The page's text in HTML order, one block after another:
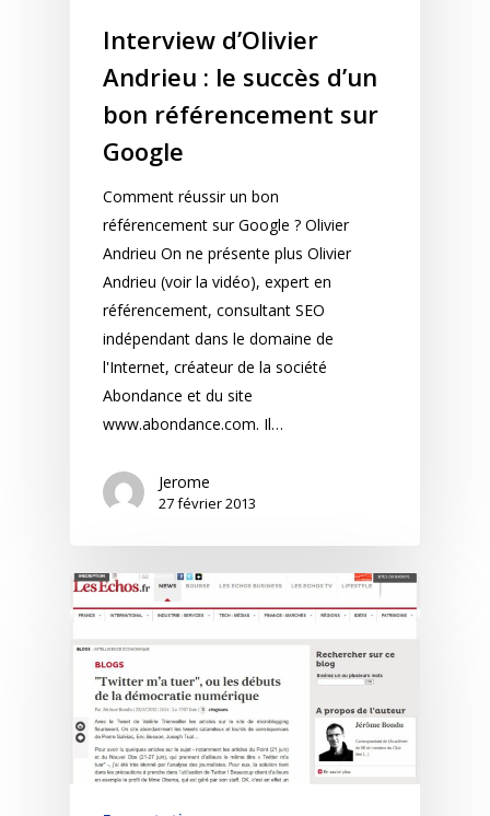
Interview d’Olivier
Andrieu : le succès d’un
bon référencement sur
Google
Comment réussir un bon
référencement sur Google ? Olivier
Andrieu On ne présente plus Olivier
Andrieu (voir la vidéo), expert en
référencement, consultant SEO
indépendant dans le domaine de
l'Internet, créateur de la société
Abondance et du site
www.abondance.com. Il…
Jerome
27 février 2013